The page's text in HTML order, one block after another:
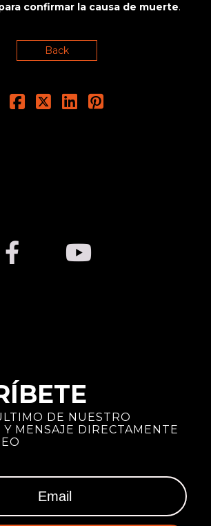
confirmar la causa de muerte.
Back
DE NUESTRO
MENSAJE DIRECTAMENTE